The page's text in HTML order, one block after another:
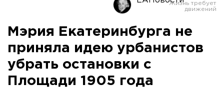
Оренбург
Мэрия Екатеринбурга не
приняла идею урбанистов
убрать остановки с
Площади 1905 года